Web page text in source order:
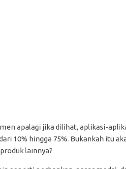
apalagi jika dilihat, aplikasi-
10% hingga 75%. Bukankah itu
lainnya?